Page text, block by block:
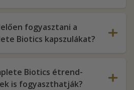
fogyasztani a
Biotics kapszulákat?
Biotics étrend-
is fogyaszthatják?